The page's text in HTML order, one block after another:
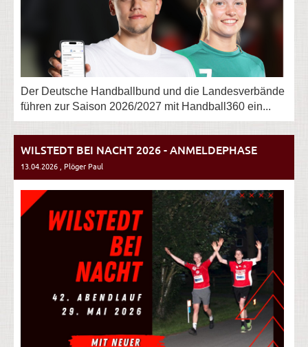
Der Deutsche Handballbund und die Landesverbände
führen zur Saison 2026/2027 mit Handball360 ein...
WILSTEDT BEI NACHT 2026 - ANMELDEPHASE
13.04.2026, Plöger Paul